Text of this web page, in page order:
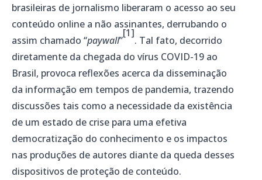
brasileiras de jornalismo liberaram o acesso ao seu
conteúdo online a não assinantes, derrubando o
assim chamado “paywall”
[1]
. Tal fato, decorrido
diretamente da chegada do vírus COVID-19 ao
Brasil, provoca reflexões acerca da disseminação
da informação em tempos de pandemia, trazendo
discussões tais como a necessidade da existência
de um estado de crise para uma efetiva
democratização do conhecimento e os impactos
nas produções de autores diante da queda desses
dispositivos de proteção de conteúdo.